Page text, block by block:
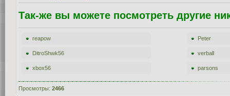
Так-же вы можете посмотреть другие
reapow Peter
DitroShwk56 verball
xbox56 parsons
Просмотры: 2466